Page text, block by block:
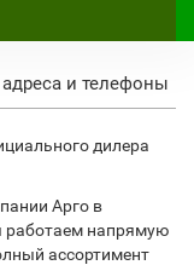
и телефоны
дилера
Арго в
работаем напрямую
ассортимент